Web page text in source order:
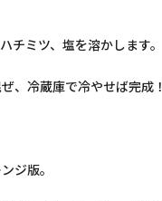
ミツ、塩を溶かします。
、冷蔵庫で冷やせば完成！
ジ版。